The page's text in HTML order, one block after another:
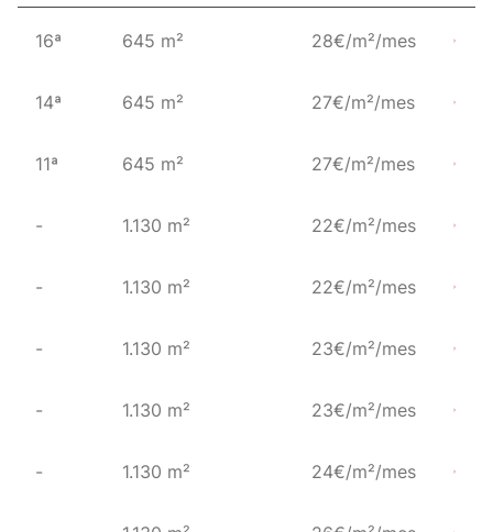
16ª 645 m² 28€/m²/mes
14ª 645 m² 27€/m²/mes
11ª 645 m² 27€/m²/mes
- 1.130 m² 22€/m²/mes
- 1.130 m² 22€/m²/mes
- 1.130 m² 23€/m²/mes
- 1.130 m² 23€/m²/mes
- 1.130 m² 24€/m²/mes